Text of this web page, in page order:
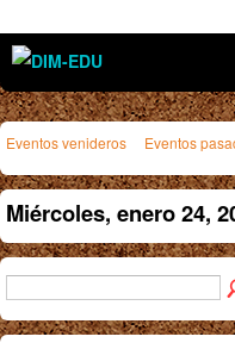
Eventos venideros Eventos
Miércoles, enero 24,